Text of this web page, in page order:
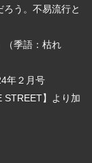
う。不易流行と
（季語：枯れ
月号
】より加